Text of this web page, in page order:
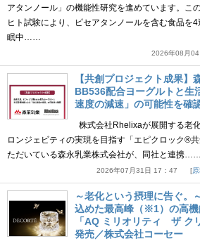
アタンノール」の機能性研究を進めています。こ
ヒト試験により、ピセアタンノールを含む食品を
眠中……
2026年08月
【共創プロジェクト成果】
BB536配合ヨーグルトと生
速度の減速」の可能性を確
株式会社Rhelixaが展開する老
ロンジェビティの実現を目指す「エピクロック®
ただいている森永乳業株式会社が、同社と連携……
2026年07月31日 17：47
～老化という摂理に告ぐ
込めた最高峰（※1）の高
「AQ ミリオリティ ザ ク
発売／株式会社コーセー